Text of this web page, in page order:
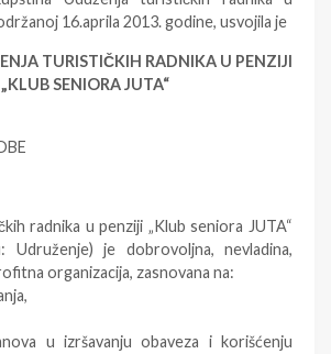
16.aprila 2013. godine, usvojila je
TURISTIČKIH RADNIKA U PENZIJI
„KLUB SENIORA JUTA“
radnika u penziji „Klub seniora JUTA“
Udruženje) je dobrovoljna, nevladina,
organizacija, zasnovana na:
u izršavanju obaveza i korišćenju